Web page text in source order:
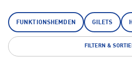
FUNKTIONSHEMDEN GILETS
FILTERN &